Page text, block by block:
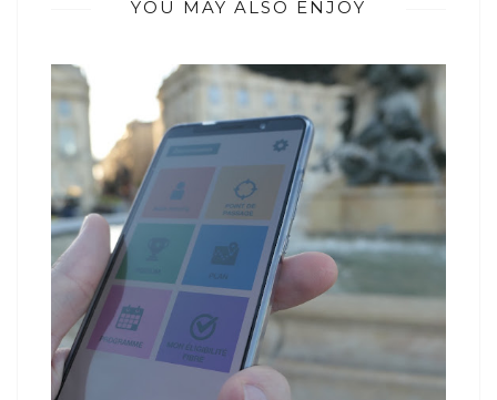
YOU MAY ALSO ENJOY